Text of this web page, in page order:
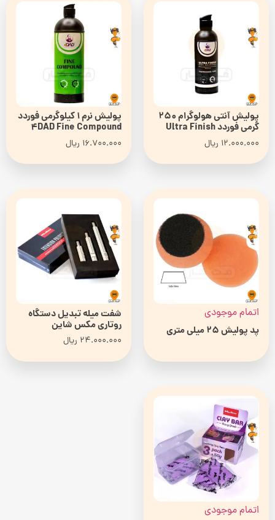
پولیش آنتی هولوگرام 250
گرمی فوردد Ultra Finish
12.000.000 ریال
پولیش نرم 1 کیلوگرمی فوردد
4DAD Fine Compound
16.700.000 ریال
اتمام موجودی
پد پولیش 25 میلی متری
شفت میله تبدیل دستگاه
روتاری مکس شاین
24.000.000 ریال
اتمام موجودی